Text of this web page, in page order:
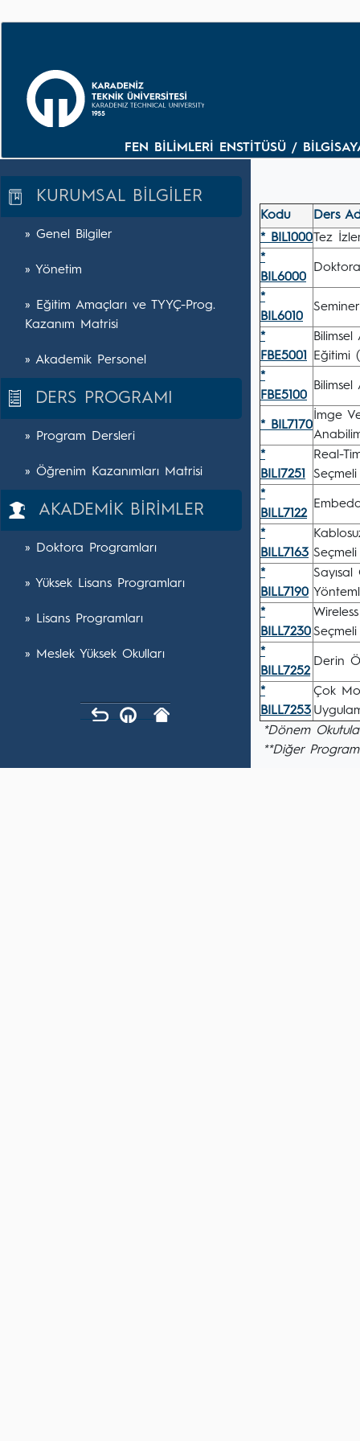
FEN BİLİMLERİ ENSTİTÜSÜ /
KURUMSAL BİLGİLER
» Genel Bilgiler
» Yönetim
» Eğitim Amaçları ve TYYÇ-Prog.
Kazanım Matrisi
» Akademik Personel
DERS PROGRAMI
» Program Dersleri
» Öğrenim Kazanımları Matrisi
AKADEMİK BİRİMLER
» Doktora Programları
» Yüksek Lisans Programları
» Lisans Programları
» Meslek Yüksek Okulları
Kodu
Ders
* BIL1000Tez
*
BIL6000
*
BIL6010
*
FBE5001
Eğitimi
*
FBE5100
* BIL7170
İmge
*
BILI7251
Real-
*
BILL7122
*
BILL7163
*
BILL7190
*
BILL7230
*
BILL7252
Derin
*
BILL7253
Çok
*Dönem
**Diğer